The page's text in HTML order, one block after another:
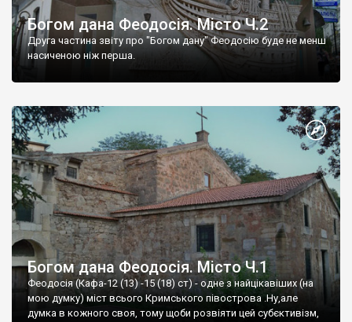
Богом дана Феодосія. Місто Ч.2
Друга частина звіту про "Богом дану" Феодосію буде не менш
насиченою ніж перша.
Богом дана Феодосія. Місто Ч.1
Феодосія (Кафа-12 (13) -15 (18) ст) - одне з найцікавіших (на
мою думку) міст всього Кримського півострова .Ну,але
думка в кожного своя, тому щоби розвіяти цей субєктивізм,